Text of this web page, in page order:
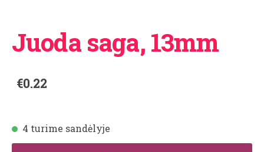
Juoda saga, 13mm
€0.22
4 turime sandėlyje